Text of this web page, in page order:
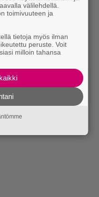
En ota mitään tästä
välilehdellä.
toimivuuteen ja
tietoja myös ilman
peruste. Voit
milloin tahansa